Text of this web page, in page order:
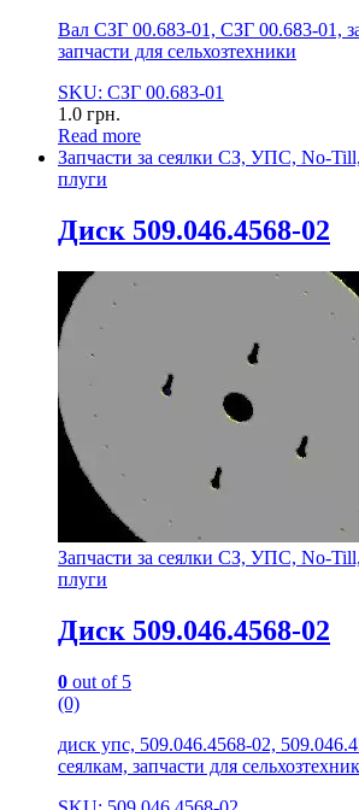
Вал СЗГ 00.683-01, СЗГ 00.683-01,
запчасти для сельхозтехники
SKU: СЗГ 00.683-01
1.0 грн.
Read more
Запчасти за сеялки СЗ, УПС, No-
плуги
Диск 509.046.4568-02
Запчасти за сеялки СЗ, УПС, No-
плуги
Диск 509.046.4568-02
0 out of 5
(0)
диск упс, 509.046.4568-02,
сеялкам, запчасти для